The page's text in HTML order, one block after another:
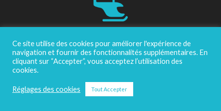
HÉLICOPTÈRE-ULM
Vol au dessus d'Annecy et des Aravis
Vol Découverte
Vol Initiation
Vol Touristique
Ce site utilise des cookies pour améliorer l'expérience de
navigation et fournir des fonctionnalités supplémentaires. En
cliquant sur “Accepter”, vous acceptez l’utilisation des
cookies.
Réglages des cookies Tout Accepter